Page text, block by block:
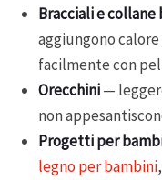
Bracciali e collane
aggiungono
facilmente con
Orecchini—
non
Progetti per
legno per bambini